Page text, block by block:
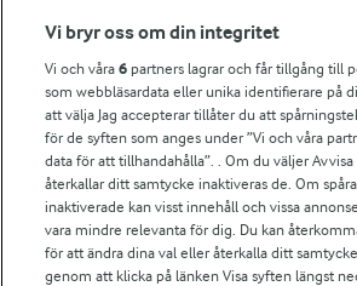
Fler Arlasajter
För ägare
Arlas kundportal
Arla.com
Falbygdens Ost
Arla webbshop
Bildbank
Vi bryr oss om din integritet
Vi och våra6 partners lagrar och får tillgång till
som webbläsardata eller unika identifierare på
att välja Jag accepterar tillåter du att
för de syften som anges under ”Vi och våra
data för att tillhandahålla”. . Om du väljer
återkallar ditt samtycke inaktiveras de. Om
inaktiverade kan visst innehåll och vissa
vara mindre relevanta för dig. Du kan
för att ändra dina val eller återkalla ditt
genom att klicka på länken Visa syften längst